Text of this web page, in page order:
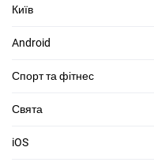
Київ
Android
Спорт та фітнес
Свята
iOS